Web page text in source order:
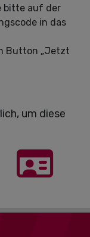
bitte auf der
in das
Button „Jetzt
um diese